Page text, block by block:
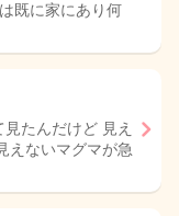
既に家にあり何
たんだけど 見え
えないマグマが急